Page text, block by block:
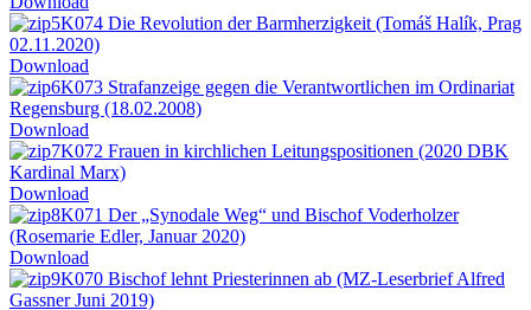
K074 Die Revolution der Barmherzigkeit (Tomáš Halík, Prag
02.11.2020)
Download
K073 Strafanzeige gegen die Verantwortlichen im Ordinariat
Regensburg (18.02.2008)
Download
K072 Frauen in kirchlichen Leitungspositionen (2020 DBK
Kardinal Marx)
Download
K071 Der „Synodale Weg“ und Bischof Voderholzer
(Rosemarie Edler, Januar 2020)
Download
K070 Bischof lehnt Priesterinnen ab (MZ-Leserbrief Alfred
Gassner Juni 2019)